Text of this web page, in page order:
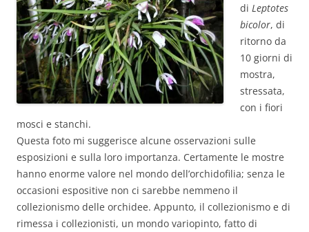
di Leptotes
bicolor, di
ritorno da
10 giorni di
mostra,
stressata,
con i fiori
mosci e stanchi.
Questa foto mi suggerisce alcune osservazioni sulle
esposizioni e sulla loro importanza. Certamente le mostre
hanno enorme valore nel mondo dell’orchidofilia; senza le
occasioni espositive non ci sarebbe nemmeno il
collezionismo delle orchidee. Appunto, il collezionismo e di
rimessa i collezionisti, un mondo variopinto, fatto di